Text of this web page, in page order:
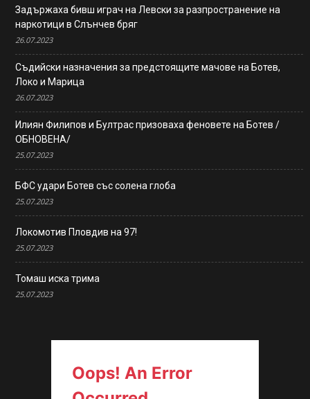
Задържаха бивш играч на Левски за разпространение на
наркотици в Слънчев бряг
26.07.2023
Съдийски назначения за предстоящите мачове на Ботев,
Локо и Марица
26.07.2023
Илиян Филипов и Бултрас призоваха феновете на Ботев /
ОБНОВЕНА/
25.07.2023
БФС удари Ботев със солена глоба
25.07.2023
Локомотив Пловдив на 97!
25.07.2023
Томаш иска трима
25.07.2023